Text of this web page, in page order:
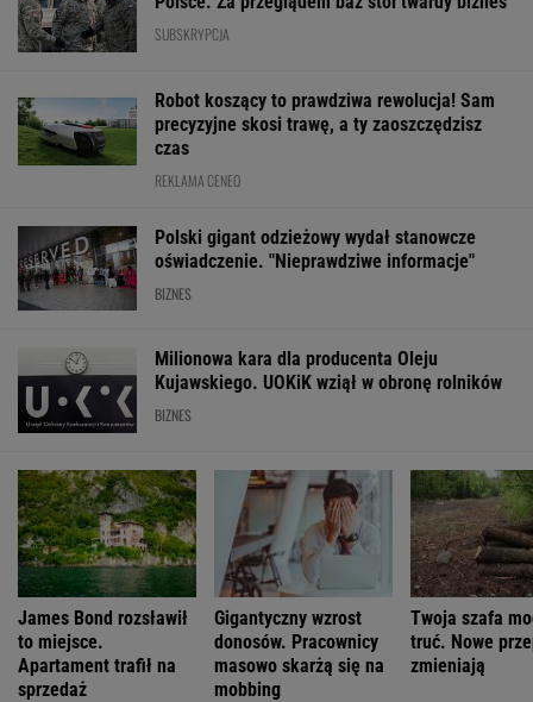
SUBSKRYPCJA
Robot koszący to prawdziwa rewolucja! Sam
precyzyjne skosi trawę, a ty zaoszczędzisz
czas
REKLAMA CENEO
Polski gigant odzieżowy wydał stanowcze
oświadczenie. "Nieprawdziwe informacje"
BIZNES
Milionowa kara dla producenta Oleju
Kujawskiego. UOKiK wziął w obronę rolników
BIZNES
James Bond rozsławił
to miejsce.
Apartament trafił na
sprzedaż
Gigantyczny wzrost
donosów. Pracownicy
masowo skarżą się na
mobbing
Twoja szafa
truć. Nowe
zmieniają